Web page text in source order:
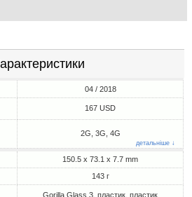
04 / 2018
167 USD
2G, 3G, 4G
детальніше ↓
150.5 x 73.1 x 7.7 mm
143 г
Gorilla Glass 3, пластик, пластик